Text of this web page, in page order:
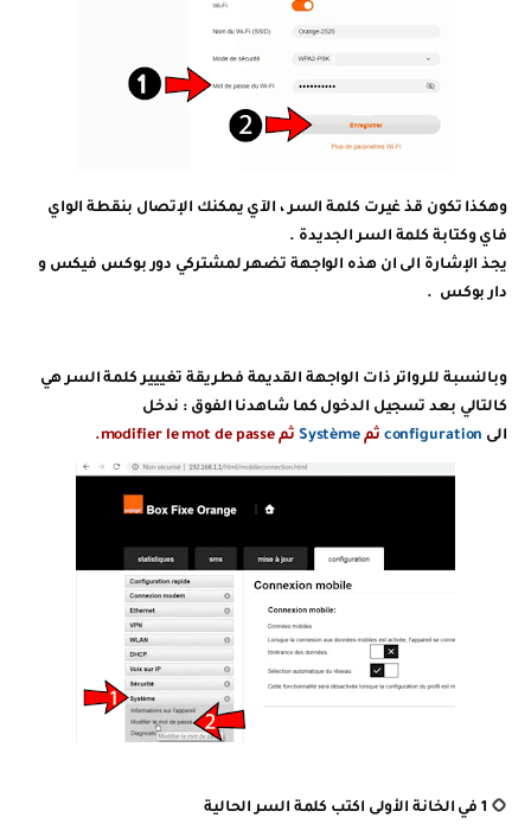
وهكذا تكون قذ غيرت كلمة السر ، الآي يمكنك الإتصال بنقطة الواي
فاي وكتابة كلمة السر الجديدة .
يجذ الإشارة الى ان هذه الواجهة تضهر لمشتركي دور بوكس فيكس و
دار بوكس .
وبالنسبة للرواتر ذات الواجهة القديمة فطريقة تغييير كلمة السر هي
كالتالي بعد تسجيل الدخول كما شاهدنا الفوق : ندخل
الى configuration ثم Système ثم modifier le mot de passe.
1 في الخانة الأولى اكتب كلمة السر الحالية